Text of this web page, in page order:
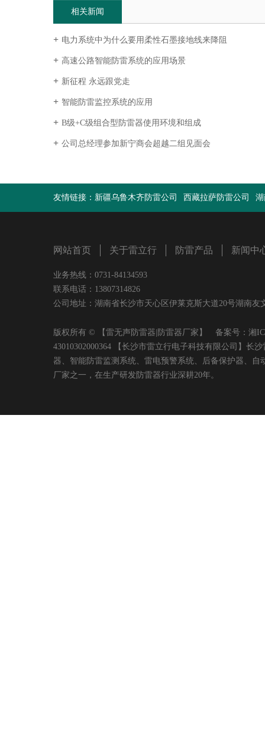
相关新闻
电力系统中为什么要用柔性石墨接地线来降阻
高速公路智能防雷系统的应用场景
新征程 永远跟党走
智能防雷监控系统的应用
B级+C级组合型防雷器使用环境和组成
公司总经理参加新宁商会超越二组见面会
友情链接： 新疆乌鲁木齐防雷公司 西藏拉萨防雷公司
网站首页 关于雷立行 防雷产品 新闻中
业务热线：0731-84134593
联系电话：13807314826
公司地址：湖南省长沙市天心区伊莱克斯大道20号湖南
版权所有 © 【雷无声防雷器|防雷器厂家】 备案号： 湘
43010302000364 【长沙市雷立行电子科技有限公司】长
器、智能防雷监测系统、雷电预警系统、后备保护器、
厂家之一，在生产研发防雷器行业深耕20年。